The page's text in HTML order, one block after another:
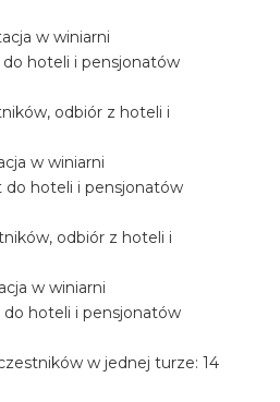
w winiarni
do hoteli i pensjonatów
odbiór z hoteli i
w winiarni
do hoteli i pensjonatów
odbiór z hoteli i
w winiarni
do hoteli i pensjonatów
w jednej turze: 14